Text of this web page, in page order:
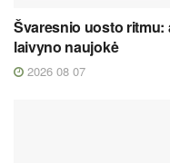
Švaresnio uosto ritmu:
laivyno naujokė
2026 08 07